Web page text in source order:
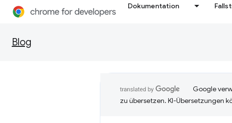
Dokumentation
Blog
Google
zu übersetzen. KI-Übersetzungen